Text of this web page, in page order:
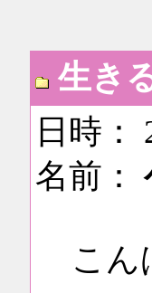
生き
日時：
名前：
こん